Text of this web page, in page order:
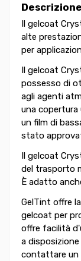
Il gelcoat
alte
per
Il gelcoat
possesso di
agli agenti
una copertura
un film di
stato
Il gelcoat
del trasporto
È adatto
GelTint offre
gelcoat per
offre facilità
a
contattare un